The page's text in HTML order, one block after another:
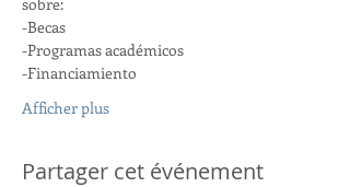
-Becas
-Programas académicos
-Financiamiento
Afficher plus
Partager cet événement